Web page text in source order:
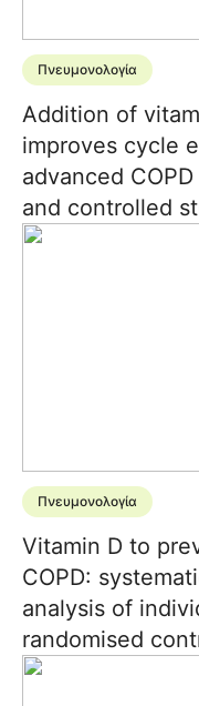
Πνευμονολογία
Addition of
improves cycle
advanced
and controlled
Πνευμονολογία
Vitamin D to
COPD:
analysis of
randomised